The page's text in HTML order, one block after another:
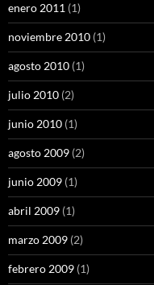
enero 2011 (1)
noviembre 2010 (1)
agosto 2010 (1)
julio 2010 (2)
junio 2010 (1)
agosto 2009 (2)
junio 2009 (1)
abril 2009 (1)
marzo 2009 (2)
febrero 2009 (1)